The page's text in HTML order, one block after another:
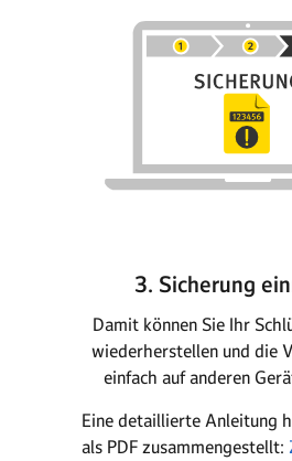
3. Sicherung
Damit können Sie Ihr
wiederherstellen und die
einfach auf anderen
Eine detaillierte Anleitung
als PDF zusammengestellt: